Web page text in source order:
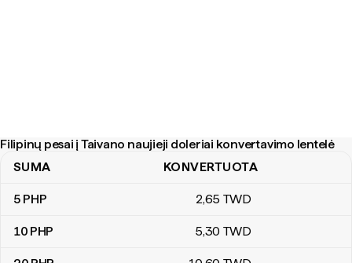
Filipinų pesai į Taivano naujieji doleriai konvertavimo lentelė
Filipinų pesai į Taivano naujieji doleriai konvertavimo lentelė
SUMA KONVERTUOTA
5 PHP 2,65 TWD
10 PHP 5,30 TWD